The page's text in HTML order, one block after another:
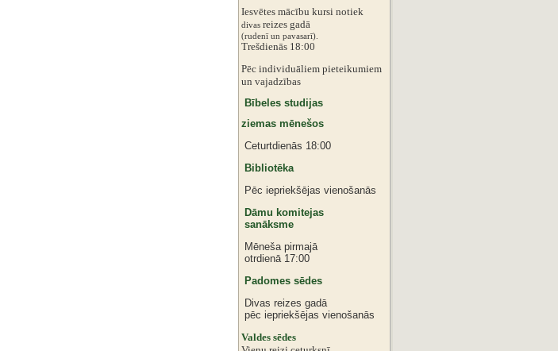
Iesvētes mācību kursi notiek
divas reizes gadā
‌‌(rudenī un pavasarī).
Trešdienās 18:00
Pēc individuāliem pieteikumiem
‌un vajadzības
Bībeles studijas
ziemas mēnešos
Ceturtdienās 18:00
Bibliotēka
Pēc iepriekšējas vienošanās
Dāmu komitejas
sanāksme
Mēneša pirmajā
otrdienā 17:00
Padomes sēdes
Divas reizes gadā
pēc iepriekšējas vienošanās
‌Valdes sēdes